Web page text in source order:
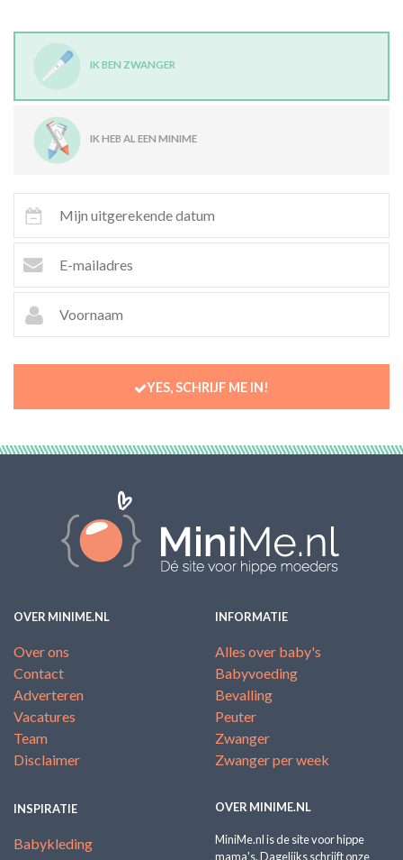
IK BEN ZWANGER
IK HEB AL EEN MINIME
YES, SCHRIJF ME IN!
OVER MINIME.NL
Over ons
Contact
Adverteren
Vacatures
Team
Disclaimer
INFORMATIE
Alles over baby's
Babyvoeding
Bevalling
Peuter
Zwanger
Zwanger per week
INSPIRATIE
Babykleding
OVER MINIME.NL
MiniMe.nl is de site voor hippe
mama's. Dagelijks schrijft onze